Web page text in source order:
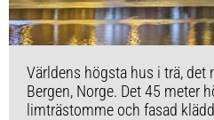
Världens högsta hus i trä, det
Bergen, Norge. Det 45 meter
limträstomme och fasad